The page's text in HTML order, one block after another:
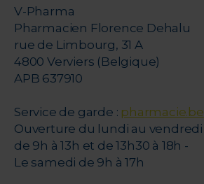
V-Pharma
Pharmacien Florence Dehalu
rue de Limbourg, 31 A
4800 Verviers (Belgique)
APB 637910
Service de garde : pharmacie.be
Ouverture du lundi au vendredi
de 9h à 13h et de 13h30 à 18h -
Le samedi de 9h à 17h